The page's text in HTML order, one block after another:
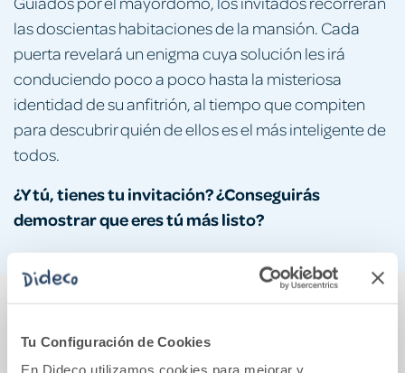
Tu Configuración de Cookies
En Dideco utilizamos cookies para mejorar y
las doscientas habitaciones de la mansión. Cada
puerta revelará un enigma cuya solución les irá
conduciendo poco a poco hasta la misteriosa
identidad de su anfitrión, al tiempo que compiten
para descubrir quién de ellos es el más inteligente de
todos.
¿Y tú, tienes tu invitación? ¿Conseguirás
demostrar que eres tú más listo?
También podría gustarte...